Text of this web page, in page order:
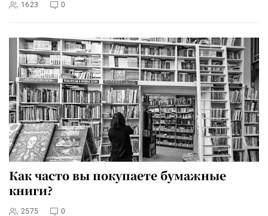
1623 0
Как часто вы покупаете бумажные
книги?
2575 0